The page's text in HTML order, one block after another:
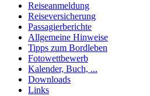
Reiseanmeldung
Reiseversicherung
Passagierberichte
Allgemeine Hinweise
Tipps zum Bordleben
Fotowettbewerb
Kalender, Buch, ...
Downloads
Links